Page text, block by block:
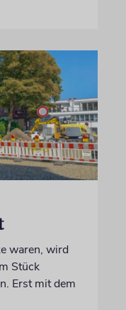
waren, wird
Stück
Erst mit dem